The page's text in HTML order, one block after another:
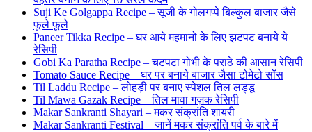
Suji Ke Golgappa Recipe – सूजी के गोलगप्पे बिल्कुल बाजार जैसे
फूले फूले
Paneer Tikka Recipe – घर आये महमानो के लिए झटपट बनाये ये
रेसिपी
Gobi Ka Paratha Recipe – चटपटा गोभी के पराठे की आसान रेसिपी
Tomato Sauce Recipe – घर पर बनाये बाजार जैसा टोमेटो सॉस
Til Laddu Recipe – लोहड़ी पर बनाए स्पेशल तिल लड्डू
Til Mawa Gazak Recipe – तिल मावा गज़क रेसिपी
Makar Sankranti Shayari – मकर संक्रांति शायरी
Makar Sankranti Festival – जानें मकर संक्रांति पर्व के बारे में